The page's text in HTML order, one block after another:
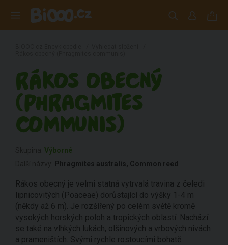
RÁKOS OBECNÝ
(PHRAGMITES
COMMUNIS)
Výborné
Phragmites australis, Common reed
Rákos obecný je velmi statná vytrvalá travina z čeledi
lipnicovitých (Poaceae) dorůstající do výšky 1-4 m
(někdy až 6 m). Je rozšířený po celém světě kromě
vysokých horských poloh a tropických oblastí. Nachází
se také na vlhkých lukách, olšinových a vrbových nivách
a prameništích. Svými rychle rostoucími bohatě